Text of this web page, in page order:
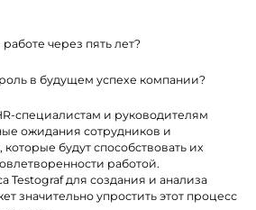
через пять лет?
в будущем успехе компании?
специалистам и руководителям
ожидания сотрудников и
которые будут способствовать их
работой.
Testograf для создания и анализа
значительно упростить этот процесс